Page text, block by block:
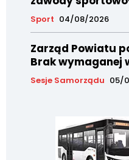
Sport 04/08/2026
Zarząd Powiatu
Brak wymaganej
Sesje Samorządu 05/